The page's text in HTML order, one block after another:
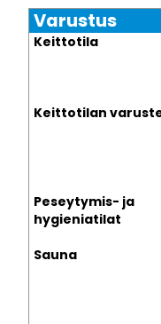
Varustus
Keittotila
Keittotilan
Peseytymis- ja
hygieniatilat
Sauna